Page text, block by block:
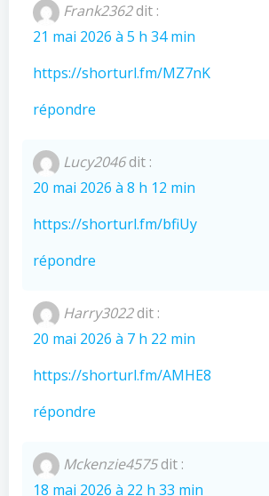
Frank2362dit :
21 mai 2026 à 5 h 34 min
https://shorturl.fm/MZ7nK
répondre
Lucy2046dit :
20 mai 2026 à 8 h 12 min
https://shorturl.fm/bfiUy
répondre
Harry3022dit :
20 mai 2026 à 7 h 22 min
https://shorturl.fm/AMHE8
répondre
Mckenzie4575dit :
18 mai 2026 à 22 h 33 min